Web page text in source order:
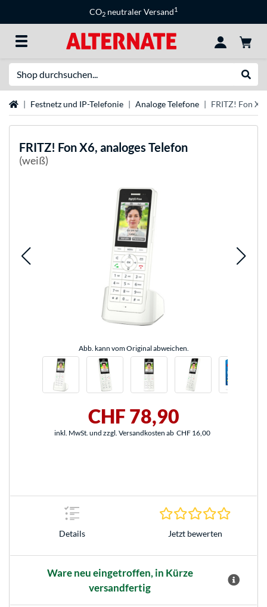
CO2 neutraler Versand1
StartseiteFestnetz und IP-Telefonie Analoge Telefone FRITZ! Fon
FRITZ! Fon X6, analoges Telefon
(weiß)
Abb. kann vom Original abweichen.
CHF 78,90
inkl. MwSt. und zzgl. Versandkosten ab CHF 16,00
Details Jetzt bewerten
Ware neu eingetroffen, in Kürze
versandfertig